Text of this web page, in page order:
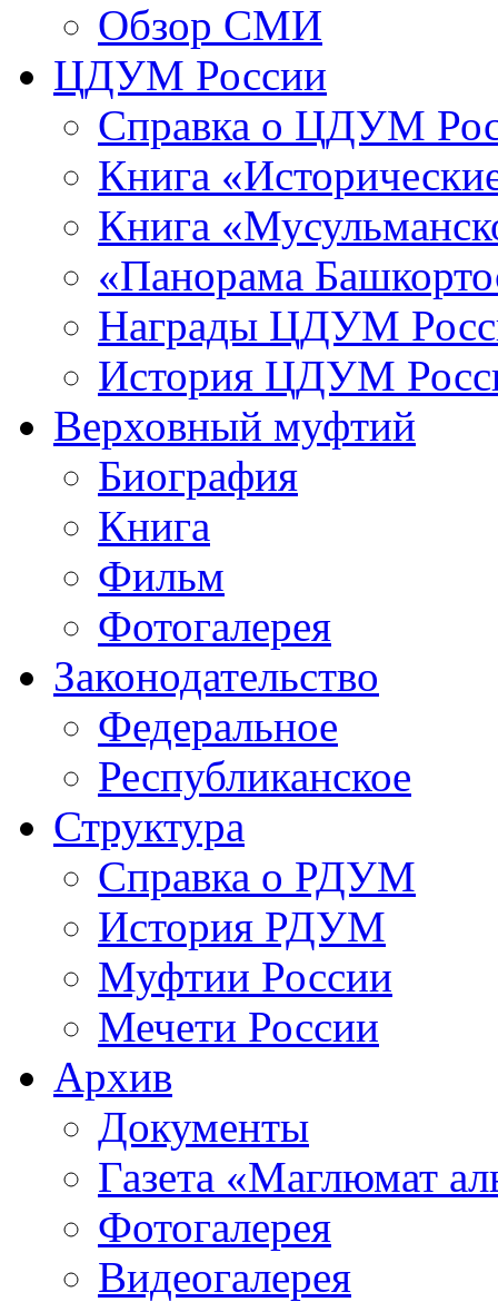
Обзор СМИ
ЦДУМ России
Справка о ЦДУМ
Книга
Книга
«Панорама
Награды ЦДУМ
История ЦДУМ
Верховный муфтий
Биография
Книга
Фильм
Фотогалерея
Законодательство
Федеральное
Республиканское
Структура
Справка о РДУМ
История РДУМ
Муфтии России
Мечети России
Архив
Документы
Газета «Маглюмат
Фотогалерея
Видеогалерея